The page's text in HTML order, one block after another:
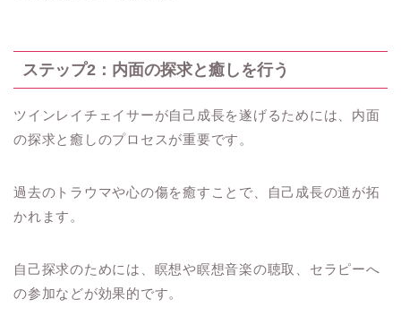
ステップ2：内面の探求と癒しを行う
ツインレイチェイサーが自己成長を遂げるためには、内面
の探求と癒しのプロセスが重要です。
過去のトラウマや心の傷を癒すことで、自己成長の道が拓
かれます。
自己探求のためには、瞑想や瞑想音楽の聴取、セラピーへ
の参加などが効果的です。